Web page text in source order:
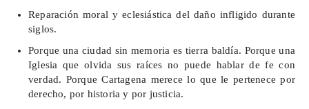
Reparación moral y eclesiástica del daño infligido durante
siglos.
Porque una ciudad sin memoria es tierra baldía. Porque una
Iglesia que olvida sus raíces no puede hablar de fe con
verdad. Porque Cartagena merece lo que le pertenece por
derecho, por historia y por justicia.